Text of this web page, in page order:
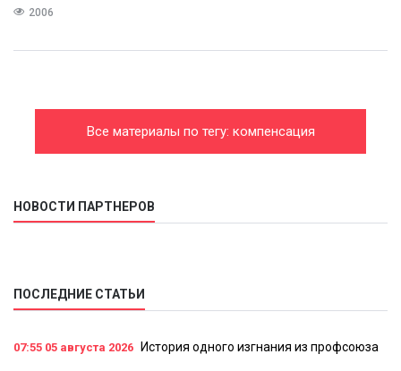
2006
Все материалы по тегу: компенсация
НОВОСТИ ПАРТНЕРОВ
ПОСЛЕДНИЕ СТАТЬИ
07:55 05 августа 2026 История одного изгнания из профсоюза